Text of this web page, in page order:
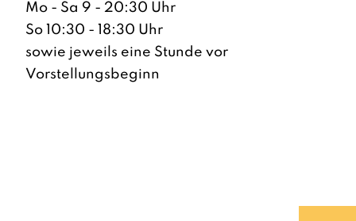
Mo - Sa 9 - 20:30 Uhr
So 10:30 - 18:30 Uhr
sowie jeweils eine Stunde vor
Vorstellungsbeginn